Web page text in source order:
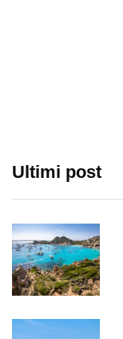
Ultimi post